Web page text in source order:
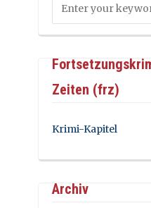
Zeiten (frz)
Krimi-Kapitel
Archiv